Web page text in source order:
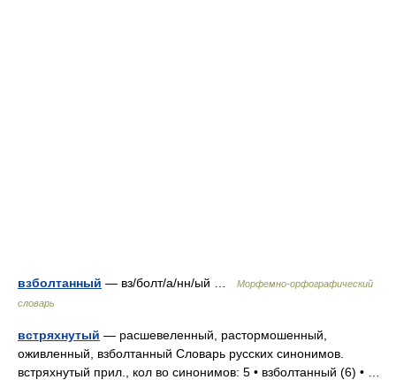
взболтанный — вз/болт/а/нн/ый …
Морфемно-орфографический
словарь
встряхнутый — расшевеленный, растормошенный,
оживленный, взболтанный Словарь русских синонимов.
встряхнутый прил., кол во синонимов: 5 • взболтанный (6) • …